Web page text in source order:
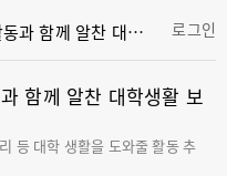
찬 대학생활 보내기! 로그인
함께 알찬 대학생활 보
등 대학 생활을 도와줄 활동 추